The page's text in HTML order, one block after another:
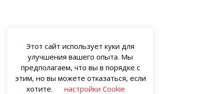
Этот сайт использует куки для
улучшения вашего опыта. Мы
предполагаем, что вы в порядке с
этим, но вы можете отказаться, если
хотите.
настройки Cookie